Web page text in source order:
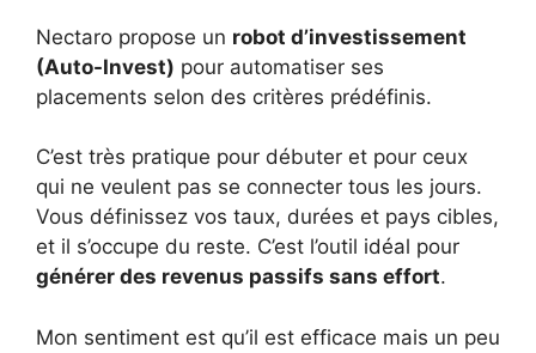
Nectaro propose un robot d’investissement
(Auto-Invest) pour automatiser ses
placements selon des critères prédéfinis.
C’est très pratique pour débuter et pour ceux
qui ne veulent pas se connecter tous les jours.
Vous définissez vos taux, durées et pays cibles,
et il s’occupe du reste. C’est l’outil idéal pour
générer des revenus passifs sans effort.
Mon sentiment est qu’il est efficace mais un peu